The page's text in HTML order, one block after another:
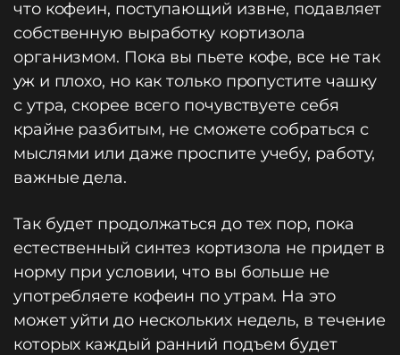
что кофеин, поступающий извне, подавляет
собственную выработку кортизола
организмом. Пока вы пьете кофе, все не так
уж и плохо, но как только пропустите чашку
с утра, скорее всего почувствуете себя
крайне разбитым, не сможете собраться с
мыслями или даже проспите учебу, работу,
важные дела.
Так будет продолжаться до тех пор, пока
естественный синтез кортизола не придет в
норму при условии, что вы больше не
употребляете кофеин по утрам. На это
может уйти до нескольких недель, в течение
которых каждый ранний подъем будет